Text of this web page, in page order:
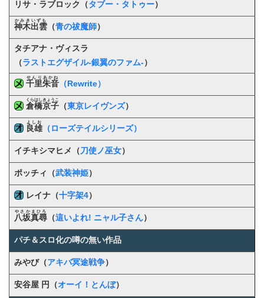
リサ・ラブロック（タブー・タトゥー）
神木出雲
かみきいずも
（青の祓魔師）
タチアナ・ヴィスラ
（ラストエグザイル-銀翼のファム-）
千里朱音
せんりあかね
（Rewrite）
倉橋京子
くらはしきょうこ
（東京レイヴンズ）
良雄
よしお
（ローズテイルシリーズ）
イチキシマヒメ（刀使ノ巫女）
ポッチィ（武装神姫）
レイナ（十字架4）
八坂真尋
やさかまひろ
（這いよれ! ニャル子さん）
パチ＆スロ化の噂の無い作品
みやび（アキバ冥途戦争）
安谷屋 円 （オーイ！とんぼ）